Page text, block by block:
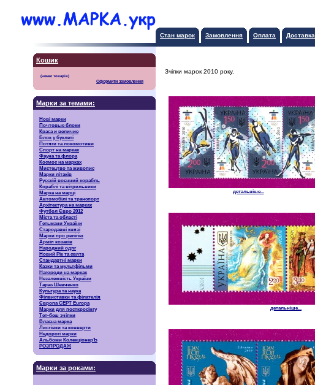
Стан марок Замовлення Оплата Доставка
Кошик
Оформити замовлення
Марки за темами:
Нові марки
Почтовые блоки
Краса и величие
Блок у буклеті
Потяги та локомотиви
Спорт на марках
Фауна та флора
Космос на марках
Мистецтво та живопис
Марки літаків
Русскiй воєнний корабль
Кораблі та вітрильники
Марка на марці
Автомобілі та транспорт
Архітектура на марках
Футбол Євро 2012
Міста та області
Гетьмани України
Стародавні князі
Марки про релігію
Армія козаків
Народний одяг
Новий Рік та свята
Стандартні марки
Казки та мультфільми
Нагороди на марках
Незалежність України
Тарас Шевченко
Культура та наука
Філвиставки та філателія
Європа CEPT Europa
Марки для посткросінгу
Тет-беш зчіпки
Власна марка
Листівки та конверти
Недорогі марки
Альбоми КолекціонерЪ
РОЗПРОДАЖ
Марки за роками:
Зчіпки марок 2010 року.
детальніше...
детальніше...